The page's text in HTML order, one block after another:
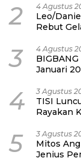
2 4 Agustus
Leo/
Rebut
3 4 Agustus
Januari
4 3 Agustus
TISI
Rayakan
5 3 Agustus
Mitos
Jenius